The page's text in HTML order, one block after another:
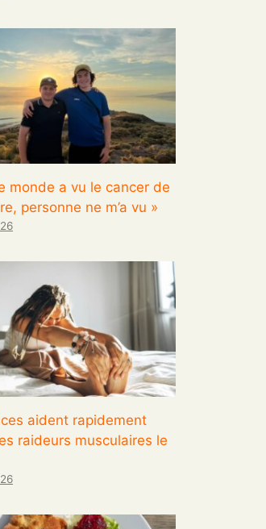
monde a vu le cancer de
personne ne m’a vu »
aident rapidement
raideurs musculaires le